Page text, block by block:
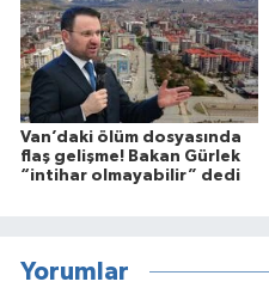
Van’daki ölüm dosyasında
flaş gelişme! Bakan Gürlek
“intihar olmayabilir” dedi
Yorumlar